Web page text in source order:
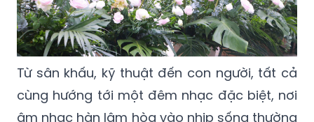
Từ sân khấu, kỹ thuật đến con người, tất cả
cùng hướng tới một đêm nhạc đặc biệt, nơi
âm nhạc hàn lâm hòa vào nhịp sống thường